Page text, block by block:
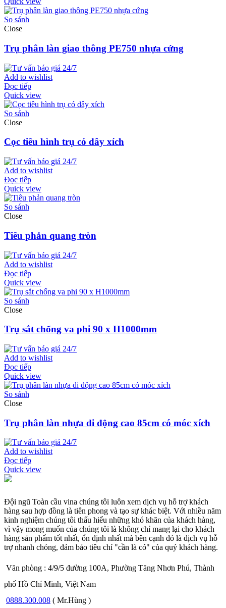
So sánh
Close
Trụ phân làn giao thông PE750 nhựa cứng
Add to wishlist
Đọc tiếp
Quick view
So sánh
Close
Cọc tiêu hình trụ có dây xích
Add to wishlist
Đọc tiếp
Quick view
So sánh
Close
Tiêu phản quang tròn
Add to wishlist
Đọc tiếp
Quick view
So sánh
Close
Trụ sắt chống va phi 90 x H1000mm
Add to wishlist
Đọc tiếp
Quick view
So sánh
Close
Trụ phân làn nhựa di động cao 85cm có móc xích
Add to wishlist
Đọc tiếp
Quick view
Đội ngũ Toàn cầu vina chúng tôi luôn xem dịch vụ hỗ trợ khách
hàng sau hợp đồng là tiên phong và tạo sự khác biệt. Với nhiều năm
kinh nghiệm chúng tôi thấu hiểu những khó khăn của khách hàng,
vì vậy mong muốn của chúng tôi là không chỉ mang lại cho khách
hàng sản phẩm tốt nhất, ổn định nhất mà bên cạnh đó là dịch vụ hỗ
trợ nhanh chóng, đảm bảo tiêu chí "cần là có" của quý khách hàng.
Văn phòng : 4/9/5 đường 100A, Phường Tăng Nhơn Phú, Thành
phố Hồ Chí Minh, Việt Nam
0888.300.008 ( Mr.Hùng )